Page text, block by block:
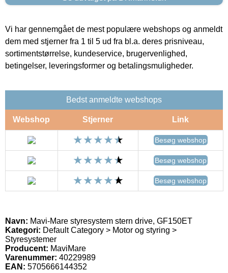
Vi har gennemgået de mest populære webshops og anmeldt
dem med stjerner fra 1 til 5 ud fra bl.a. deres prisniveau,
sortimentstørrelse, kundeservice, brugervenlighed,
betingelser, leveringsformer og betalingsmuligheder.
Bedst anmeldte webshops
Webshop Stjerner Link
Besøg webshop
Besøg webshop
Besøg webshop
Navn: Mavi-Mare styresystem stern drive, GF150ET
Kategori: Default Category > Motor og styring >
Styresystemer
Producent: MaviMare
Varenummer: 40229989
EAN: 5705666144352